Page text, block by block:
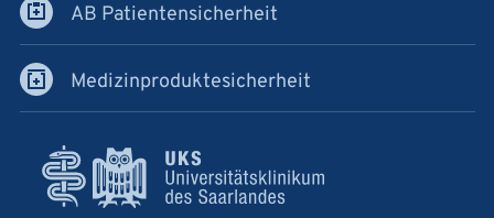
AB Patientensicherheit
Medizinproduktesicherheit